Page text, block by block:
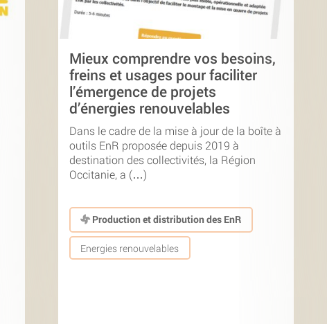
Mieux comprendre vos besoins,
freins et usages pour faciliter
l’émergence de projets
d’énergies renouvelables
Dans le cadre de la mise à jour de la boîte à
outils EnR proposée depuis 2019 à
destination des collectivités, la Région
Occitanie, a (…)
Production et distribution des EnR
Energies renouvelables